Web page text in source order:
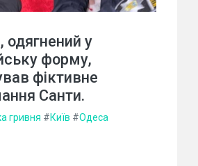
одягнений у
форму,
фіктивне
Санти.
гривня #Київ #Одеса